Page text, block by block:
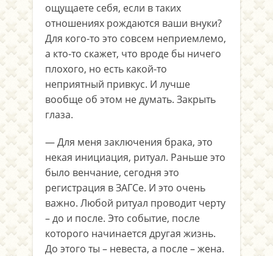
ощущаете себя, если в таких
отношениях рождаются ваши внуки?
Для кого-то это совсем неприемлемо,
а кто-то скажет, что вроде бы ничего
плохого, но есть какой-то
неприятный привкус. И лучше
вообще об этом не думать. Закрыть
глаза.
— Для меня заключения брака, это
некая инициация, ритуал. Раньше это
было венчание, сегодня это
регистрация в ЗАГСе. И это очень
важно. Любой ритуал проводит черту
– до и после. Это событие, после
которого начинается другая жизнь.
До этого ты – невеста, а после – жена.